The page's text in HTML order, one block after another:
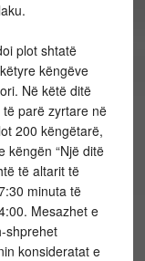
plot shtatë
këngëve
Në këtë ditë
parë zyrtare në
200 këngëtarë,
këngën “Një ditë
të altarit të
minuta të
Mesazhet e
shprehet
konsideratat e